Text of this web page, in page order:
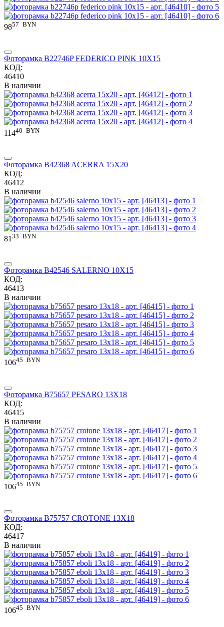
9857 BYN
Фоторамка B22746P FEDERICO PINK 10X15
КОД:
46410
В наличии
11440 BYN
Фоторамка B42368 ACERRA 15X20
КОД:
46412
В наличии
81 33 BYN
Фоторамка B42546 SALERNO 10X15
КОД:
46413
В наличии
10645 BYN
Фоторамка B75657 PESARO 13X18
КОД:
46415
В наличии
10645 BYN
Фоторамка B75757 CROTONE 13X18
КОД:
46417
В наличии
10645 BYN